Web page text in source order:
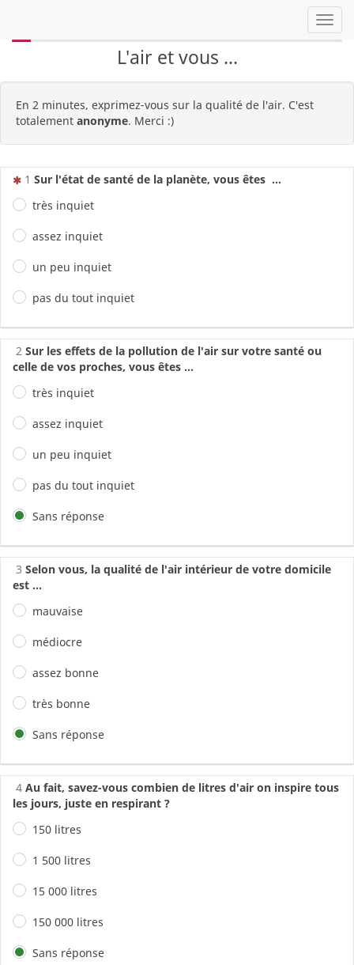
L'air et vous ...
En 2 minutes, exprimez-vous sur la qualité de l'air. C'est
totalement anonyme. Merci :)
(Cette question est obligatoire)
1 Sur l'état de santé de la planète, vous êtes ...
très inquiet
assez inquiet
un peu inquiet
pas du tout inquiet
2 Sur les effets de la pollution de l'air sur votre santé ou
celle de vos proches, vous êtes ...
très inquiet
assez inquiet
un peu inquiet
pas du tout inquiet
Sans réponse
3 Selon vous, la qualité de l'air intérieur de votre domicile
est ...
mauvaise
médiocre
assez bonne
très bonne
Sans réponse
4 Au fait, savez-vous combien de litres d'air on inspire tous
les jours, juste en respirant ?
150 litres
1 500 litres
15 000 litres
150 000 litres
Sans réponse